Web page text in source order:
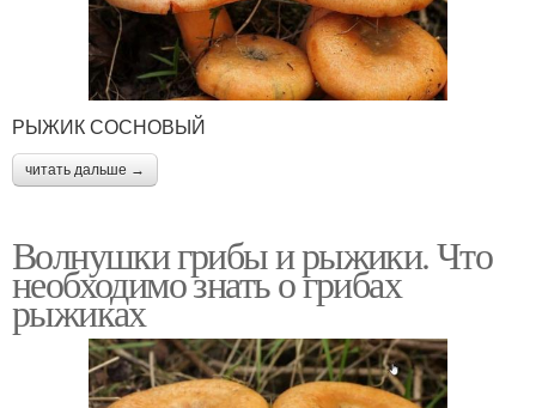
РЫЖИК СОСНОВЫЙ
читать дальше →
Волнушки грибы и рыжики. Что
необходимо знать о грибах
рыжиках